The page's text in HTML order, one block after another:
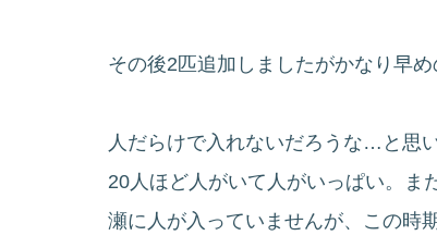
その後2匹追加しましたがかなり早
人だらけで入れないだろうな…と思
20人ほど人がいて人がいっぱい。ま
瀬に人が入っていませんが、この時